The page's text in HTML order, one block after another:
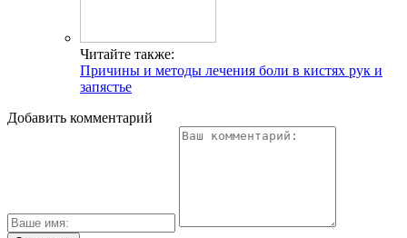
Читайте также:
Причины и методы лечения боли в кистях рук и
запястье
Добавить комментарий